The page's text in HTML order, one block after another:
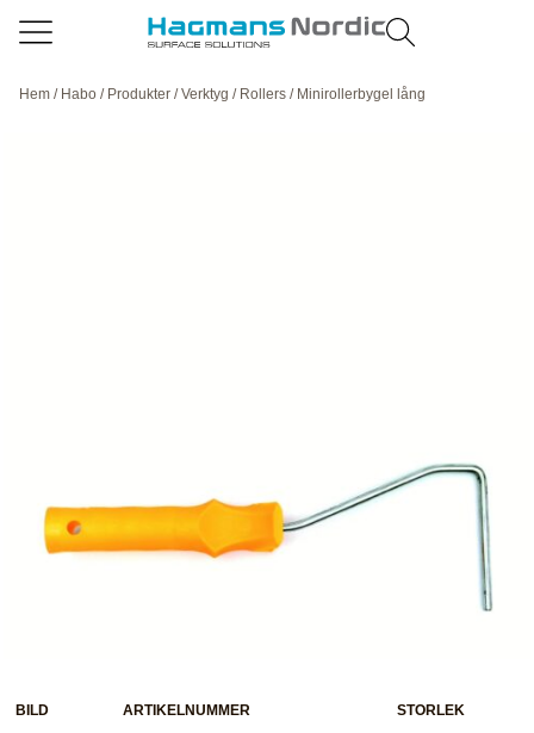
Hem / Habo / Produkter /Verktyg / Rollers / Minirollerbygel lång
BILD ARTIKELNUMMER STORLEK